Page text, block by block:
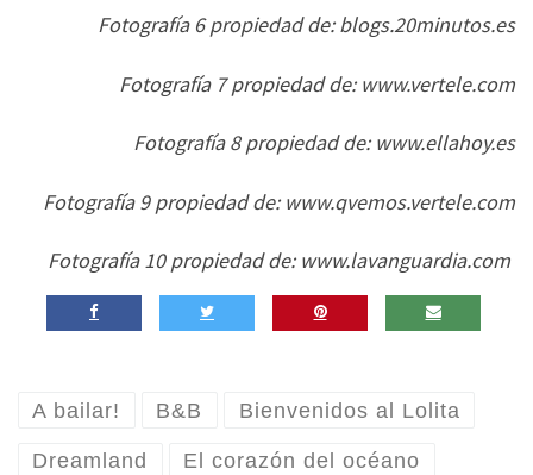
Fotografía 6 propiedad de: blogs.20minutos.es
Fotografía 7 propiedad de: www.vertele.com
Fotografía 8 propiedad de: www.ellahoy.es
Fotografía 9 propiedad de: www.qvemos.vertele.com
Fotografía 10 propiedad de: www.lavanguardia.com
A bailar! B&B Bienvenidos al Lolita
Dreamland El corazón del océano